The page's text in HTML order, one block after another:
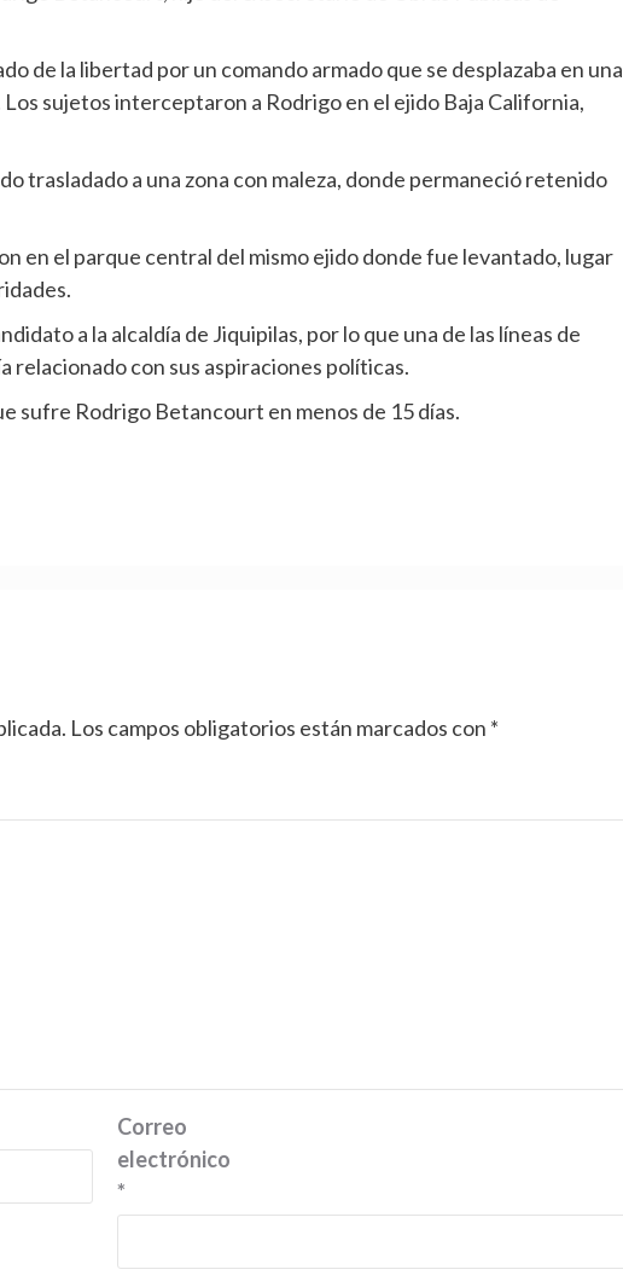
de la libertad por un comando armado que se desplazaba en una
sujetos interceptaron a Rodrigo en el ejido Baja California,
trasladado a una zona con maleza, donde permaneció retenido
en el parque central del mismo ejido donde fue levantado, lugar
a la alcaldía de Jiquipilas, por lo que una de las líneas de
relacionado con sus aspiraciones políticas.
sufre Rodrigo Betancourt en menos de 15 días.
Los campos obligatorios están marcados con *
Correo
electrónico
*